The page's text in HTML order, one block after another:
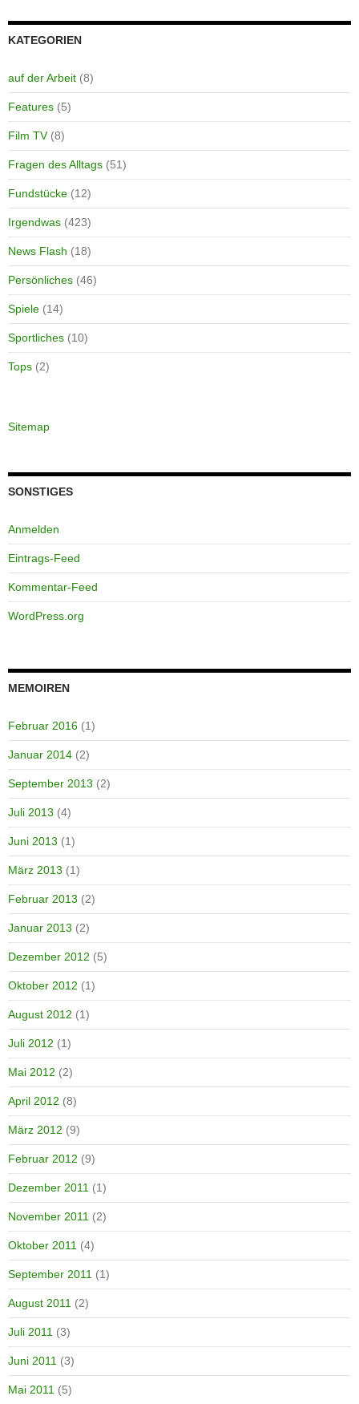
KATEGORIEN
auf der Arbeit (8)
Features (5)
Film TV(8)
Fragen des Alltags (51)
Fundstücke (12)
Irgendwas (423)
News Flash (18)
Persönliches (46)
Spiele (14)
Sportliches (10)
Tops (2)
Sitemap
SONSTIGES
Anmelden
Eintrags-Feed
Kommentar-Feed
WordPress.org
MEMOIREN
Februar 2016 (1)
Januar 2014 (2)
September 2013 (2)
Juli 2013 (4)
Juni 2013 (1)
März 2013 (1)
Februar 2013 (2)
Januar 2013 (2)
Dezember 2012 (5)
Oktober 2012 (1)
August 2012 (1)
Juli 2012 (1)
Mai 2012 (2)
April 2012 (8)
März 2012 (9)
Februar 2012 (9)
Dezember 2011 (1)
November 2011 (2)
Oktober 2011 (4)
September 2011 (1)
August 2011 (2)
Juli 2011 (3)
Juni 2011 (3)
Mai 2011 (5)